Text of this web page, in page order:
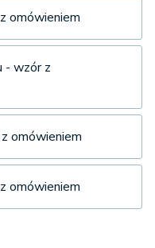
omówieniem
- wzór z
omówieniem
omówieniem